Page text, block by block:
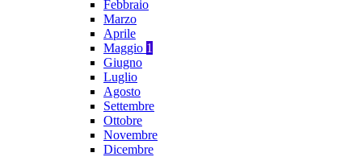
Febbraio
Marzo
Aprile
Maggio 1
Giugno
Luglio
Agosto
Settembre
Ottobre
Novembre
Dicembre